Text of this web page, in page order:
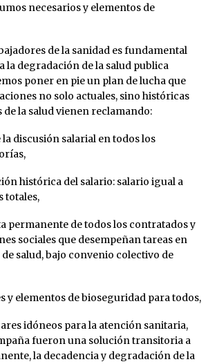
necesarios y elementos de
de la sanidad es fundamental
la degradación de la salud publica
poner en pie un plan de lucha que
no solo actuales, sino históricas
de la salud vienen reclamando:
discusión salarial en todos los
histórica del salario: salario igual a
totales,
permanente de todos los contratados y
sociales que desempeñan tareas en
salud, bajo convenio colectivo de
y elementos de bioseguridad para todos,
idóneos para la atención sanitaria,
fueron una solución transitoria a
la decadencia y degradación de la